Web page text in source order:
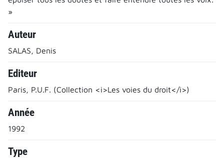
»
Auteur
SALAS, Denis
Editeur
Paris, P.U.F. (Collection <i>Les voies du droit</i>)
Année
1992
Type